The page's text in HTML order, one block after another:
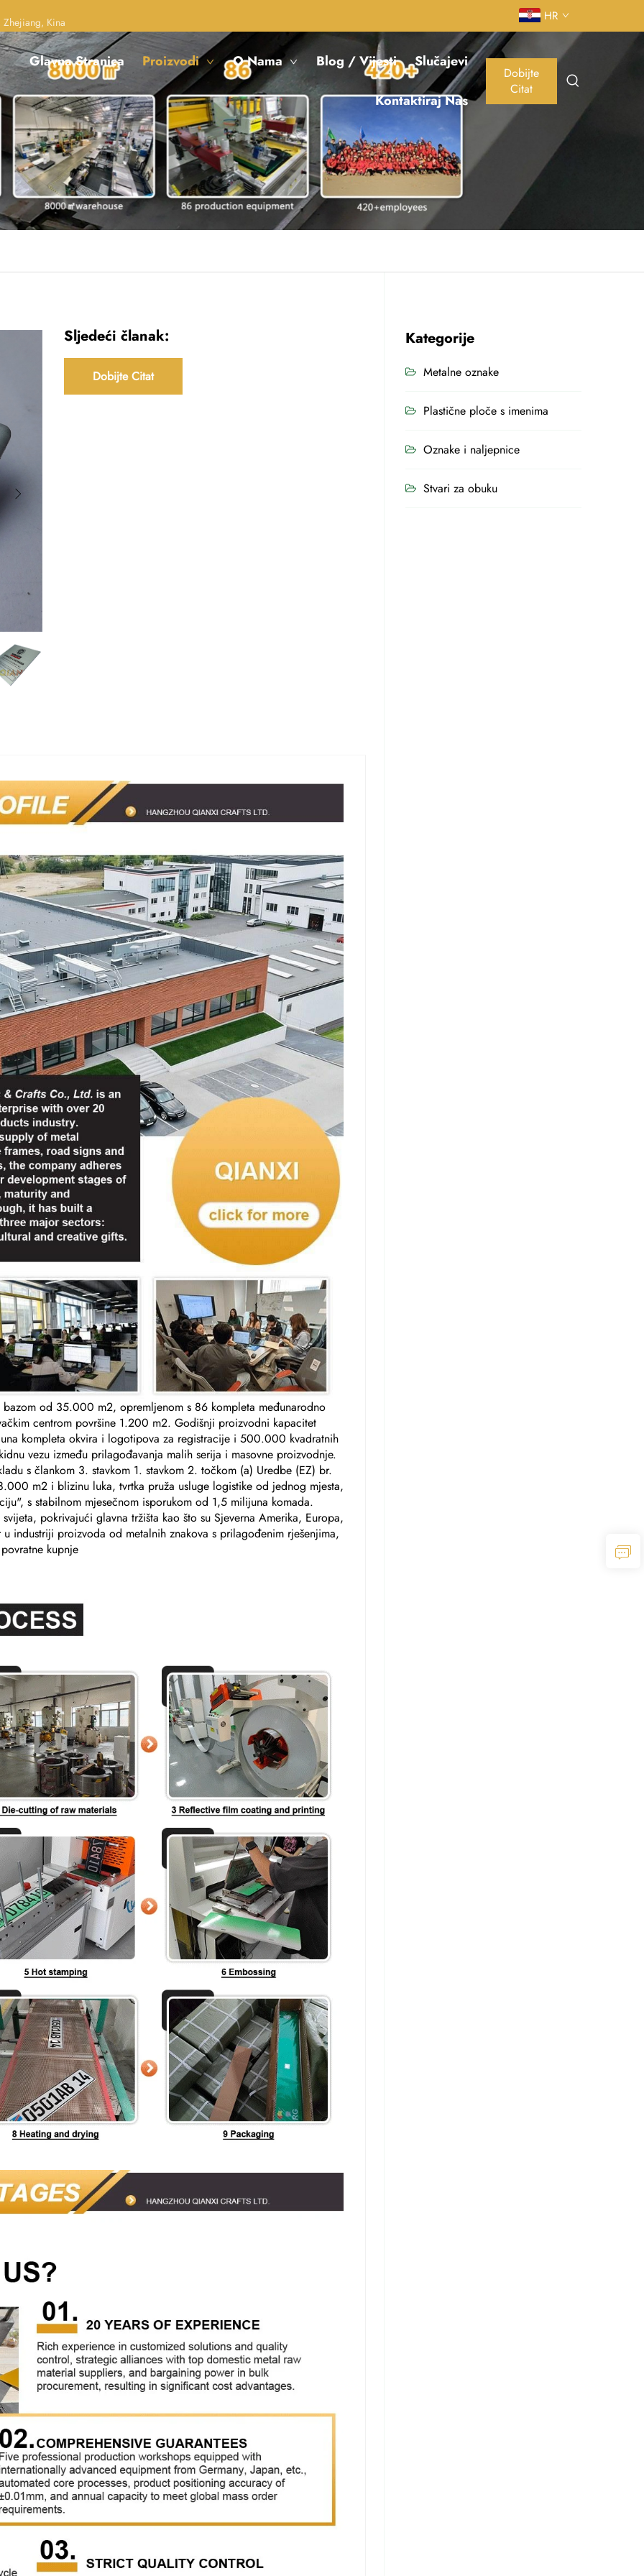
Kina HR
Glavna Stranica Proizvodi O Nama Blog / Vijesti Slučajevi
Kontaktiraj Nas
Dobijte
Citat
Sljedeći članak:
Dobijte Citat
od 35.000 m2, opremljenom s 86 kompleta međunarodno
centrom površine 1.200 m2. Godišnji proizvodni kapacitet
kompleta okvira i logotipova za registracije i 500.000 kvadratnih
vezu između prilagođavanja malih serija i masovne proizvodnje.
s člankom 3. stavkom 1. stavkom 2. točkom (a) Uredbe (EZ) br.
m2 i blizinu luka, tvrtka pruža usluge logistike od jednog mjesta,
s stabilnom mjesečnom isporukom od 1,5 milijuna komada.
pokrivajući glavna tržišta kao što su Sjeverna Amerika, Europa,
industriji proizvoda od metalnih znakova s prilagođenim rješenjima,
kupnje
Kategorije
Metalne oznake
Plastične ploče s imenima
Oznake i naljepnice
Stvari za obuku